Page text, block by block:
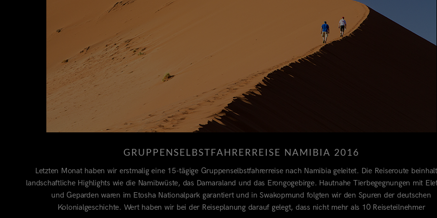
GRUPPENSELBSTFAHRERREISE NAMIBIA 2016
Letzten Monat haben wir erstmalig eine 15-tägige Gruppenselbstfahrerreise nach Namibia geleitet. Die Reiseroute
landschaftliche Highlights wie die Namibwüste, das Damaraland und das Erongogebirge. Hautnahe Tierbegegnungen mit
und Geparden waren im Etosha Nationalpark garantiert und in Swakopmund folgten wir den Spuren der deutschen
Kolonialgeschichte. Wert haben wir bei der Reiseplanung darauf gelegt, dass nicht mehr als 10 Reiseteilnehmer